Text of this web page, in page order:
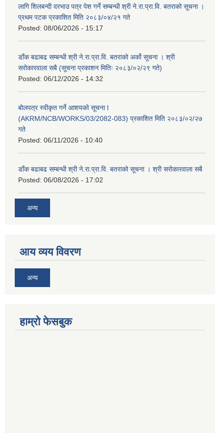
लागि शिलबन्दी दरभाउ पत्र पेश गर्ने सम्बन्धी श्री ने.रा.प्रा.वि. बतराको सूचना ।
प्रथम पटक प्रकाशित मिति २०८३/०४/२१ गते
Posted: 08/06/2026 - 15:17
डाँक बढाबढ सम्बन्धी श्री ने.रा.प्रा.वि. बतराको अर्को सूचना । श्री
सरोकारवाला सबै (सूचना प्रकाशन मितिः २०८३/०२/२९ गते)
Posted: 06/12/2026 - 14:32
बोलपत्र स्वीकृत गर्ने आशयको सूचना l
(AKRM/NCB/WORKS/03/2082-083) प्रकाशित मिति २०८३/०२/२७
गते
Posted: 06/11/2026 - 10:40
डाँक बढाबढ सम्बन्धी श्री ने.रा.प्रा.वि. बतराको सूचना । श्री सरोकारवाला सबै
Posted: 06/08/2026 - 17:02
अन्य
आय व्यय विवरण
अन्य
हाम्रो फेसबुक